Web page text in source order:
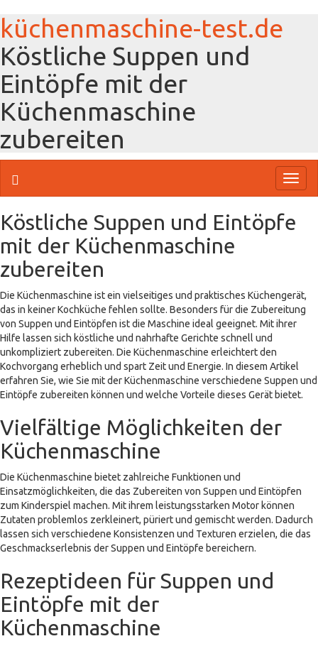
küchenmaschine-test.de
Köstliche Suppen und
Eintöpfe mit der
Küchenmaschine
zubereiten
Köstliche Suppen und Eintöpfe
mit der Küchenmaschine
zubereiten
Die Küchenmaschine ist ein vielseitiges und praktisches Küchengerät,
das in keiner Kochküche fehlen sollte. Besonders für die Zubereitung
von Suppen und Eintöpfen ist die Maschine ideal geeignet. Mit ihrer
Hilfe lassen sich köstliche und nahrhafte Gerichte schnell und
unkompliziert zubereiten. Die Küchenmaschine erleichtert den
Kochvorgang erheblich und spart Zeit und Energie. In diesem Artikel
erfahren Sie, wie Sie mit der Küchenmaschine verschiedene Suppen und
Eintöpfe zubereiten können und welche Vorteile dieses Gerät bietet.
Vielfältige Möglichkeiten der
Küchenmaschine
Die Küchenmaschine bietet zahlreiche Funktionen und
Einsatzmöglichkeiten, die das Zubereiten von Suppen und Eintöpfen
zum Kinderspiel machen. Mit ihrem leistungsstarken Motor können
Zutaten problemlos zerkleinert, püriert und gemischt werden. Dadurch
lassen sich verschiedene Konsistenzen und Texturen erzielen, die das
Geschmackserlebnis der Suppen und Eintöpfe bereichern.
Rezeptideen für Suppen und
Eintöpfe mit der
Küchenmaschine